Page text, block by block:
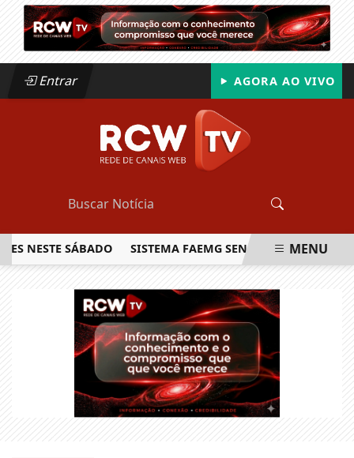
Entrar AGORA AO VIVO
SÁBADO SISTEMA FAEMG SENAR LANÇA O PRIMEIRO
MENU